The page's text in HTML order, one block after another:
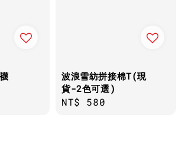
波浪雪紡拼接棉T(現
貨-2色可選)
Regular
NT$ 580